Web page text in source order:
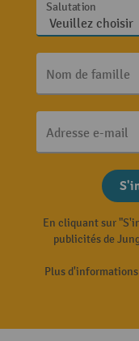
Salutation
Nom de famille
Adresse e-mail
En cliquant sur
publicités de
Plus